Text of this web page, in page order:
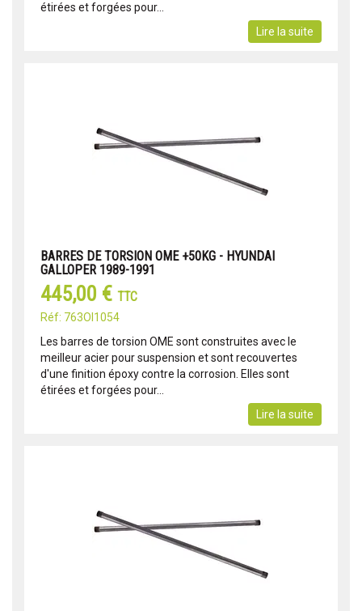
étirées et forgées pour...
Lire la suite
BARRES DE TORSION OME +50KG - HYUNDAI
GALLOPER 1989-1991
445,00 € TTC
Réf: 763OI1054
Les barres de torsion OME sont construites avec le
meilleur acier pour suspension et sont recouvertes
d'une finition époxy contre la corrosion. Elles sont
étirées et forgées pour...
Lire la suite